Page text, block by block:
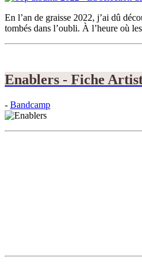
En l’an de graisse 2022, j’ai dû
tombés dans l’oubli. À l’heure où
Enablers - Fiche
- Bandcamp